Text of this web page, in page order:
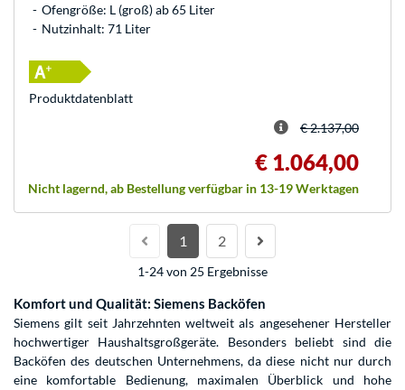
Ofengröße: L (groß) ab 65 Liter
Nutzinhalt: 71 Liter
€ 2.137,00
€ 1.064,00
Nicht lagernd, ab Bestellung verfügbar in 13-19 Werktagen
Produkt­datenblatt
1 2
1-24 von 25 Ergebnisse
Komfort und Qualität: Siemens Backöfen
Siemens gilt seit Jahrzehnten weltweit als angesehener Hersteller
hochwertiger Haushaltsgroßgeräte. Besonders beliebt sind die
Backöfen des deutschen Unternehmens, da diese nicht nur durch
eine komfortable Bedienung, maximalen Überblick und hohe